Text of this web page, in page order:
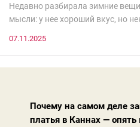
Недавно разбирала зимние
мысли: у нее хороший вкус, но
моды. Вовсе нет.Проблема в
07.11.2025
Почему на самом деле
платья в Каннах — опять